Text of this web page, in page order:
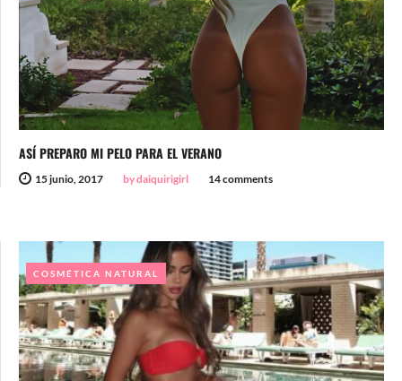
ASÍ PREPARO MI PELO PARA EL VERANO
15 junio, 2017 by daiquirigirl 14 comments
COSMÉTICA NATURAL